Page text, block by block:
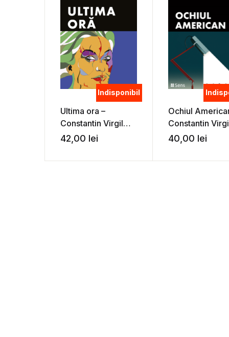
Indisponibil
Ultima ora –
Constantin Virgil
Gheorghiu
42,00 lei
Ochiul
Constantin
Gheorghiu
40,00 lei